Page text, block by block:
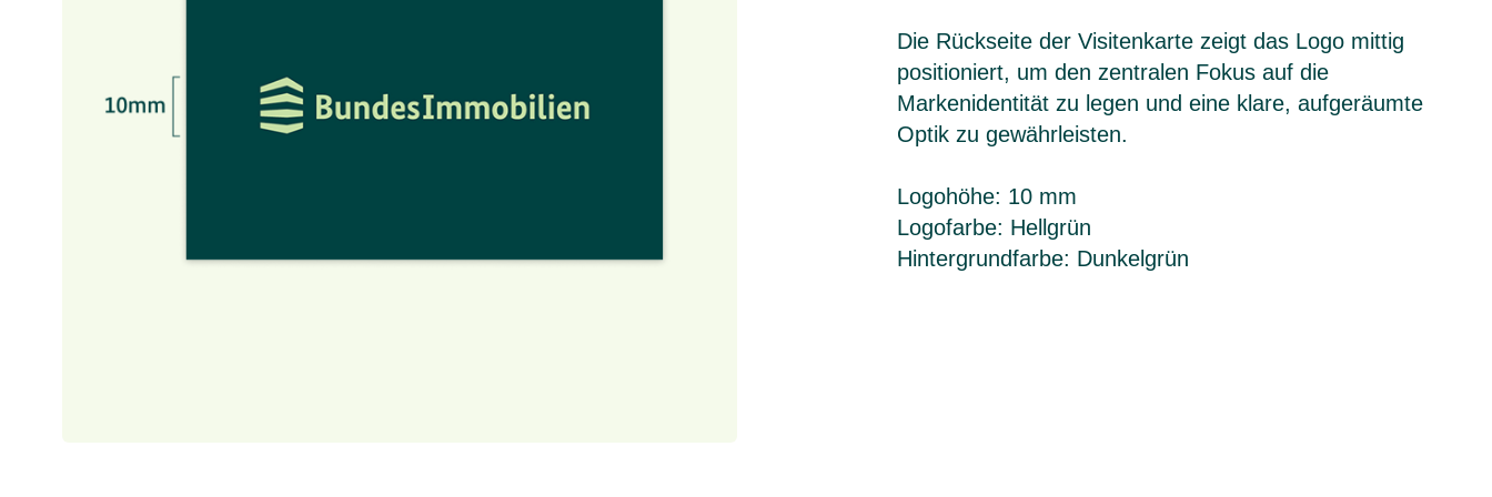
Die Rückseite der Visitenkarte zeigt das Logo mittig
positioniert, um den zentralen Fokus auf die
Markenidentität zu legen und eine klare, aufgeräumte
Optik zu gewährleisten.
Logohöhe: 10 mm
Logofarbe: Hellgrün
Hintergrundfarbe: Dunkelgrün